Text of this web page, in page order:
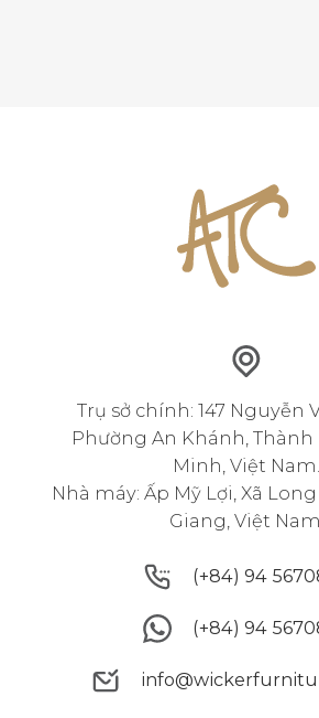
Trụ sở chính: 147 Nguyễn
Phường An Khánh, Thành
Minh, Việt Nam.
Nhà máy: Ấp Mỹ Lợi, Xã
Giang, Việt
(+84) 94
(+84) 94
(+84) 94
(+84) 94